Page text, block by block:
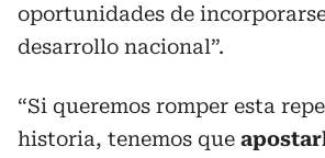
oportunidades de
desarrollo nacional”.
“Si queremos romper esta
historia, tenemos que